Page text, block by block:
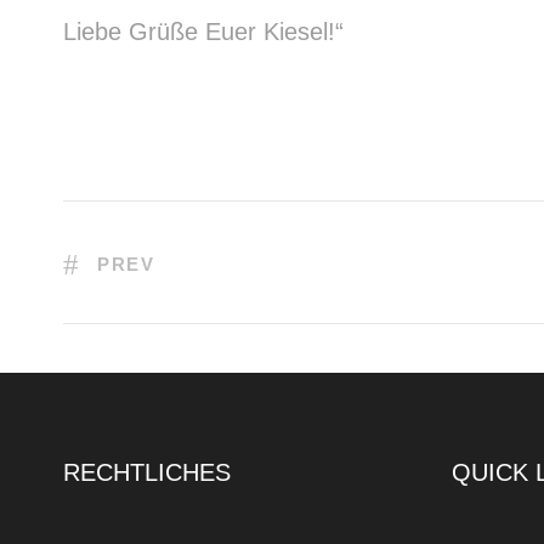
Liebe Grüße Euer Kiesel!“
PREV
RECHTLICHES QUICK